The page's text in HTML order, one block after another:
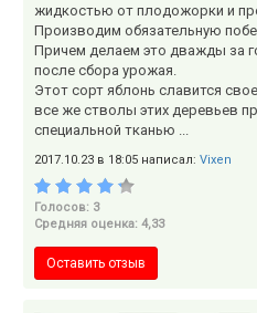
жидкостью от плодожорки и
Производим обязательную
Причем делаем это дважды за
после сбора урожая.
Этот сорт яблонь славится
все же стволы этих деревьев
специальной тканью ...
2017.10.23 в 18:05 написал: Vixen
Голосов: 3
Средняя оценка: 4,33
Оставить отзыв